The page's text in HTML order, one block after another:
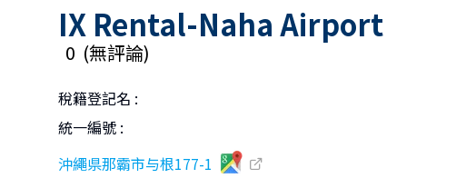
IX Rental-Naha Airport
0 (無評論)
稅籍登記名 :
統一編號 :
沖繩県那霸市与根177-1